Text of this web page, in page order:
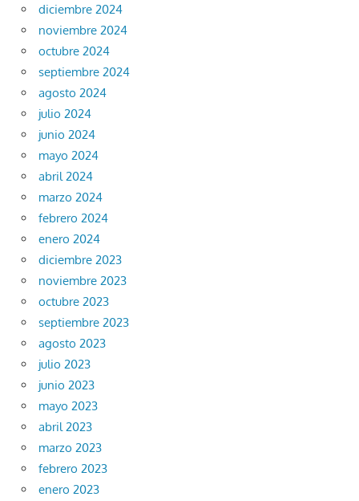
diciembre 2024
noviembre 2024
octubre 2024
septiembre 2024
agosto 2024
julio 2024
junio 2024
mayo 2024
abril 2024
marzo 2024
febrero 2024
enero 2024
diciembre 2023
noviembre 2023
octubre 2023
septiembre 2023
agosto 2023
julio 2023
junio 2023
mayo 2023
abril 2023
marzo 2023
febrero 2023
enero 2023